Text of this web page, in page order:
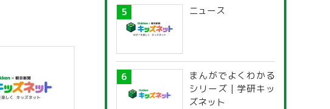
ニュース
まんがでよくわかる
シリーズ | 学研キッ
ズネット